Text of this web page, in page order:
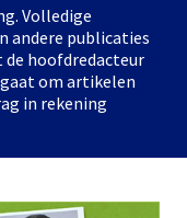
Volledige
andere publicaties
hoofdredacteur
om artikelen
in rekening